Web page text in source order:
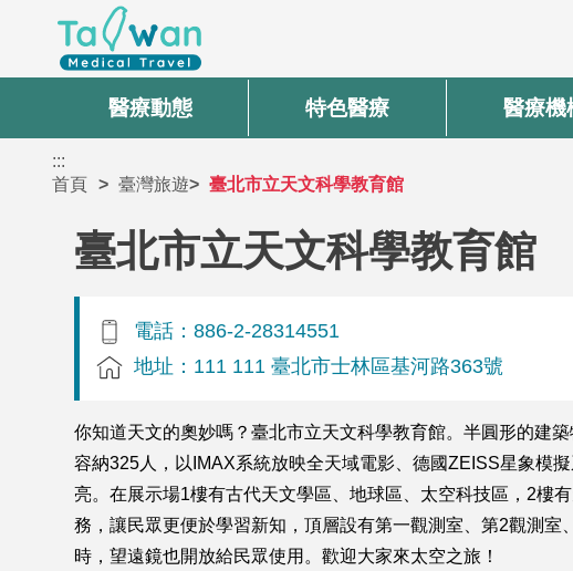
醫療動態 特色醫療 醫療機
:::
首頁
臺灣旅遊 臺北市立天文科學教育館
臺北市立天文科學教育館
電話：886-2-28314551
地址：111 111 臺北市士林區基河路363號
你知道天文的奧妙嗎？臺北市立天文科學教育館。半圓形的建
容納325人，以IMAX系統放映全天域電影、德國ZEISS星象模
亮。在展示場1樓有古代天文學區、地球區、太空科技區，2樓
務，讓民眾更便於學習新知，頂層設有第一觀測室、第2觀測
時，望遠鏡也開放給民眾使用。歡迎大家來太空之旅！